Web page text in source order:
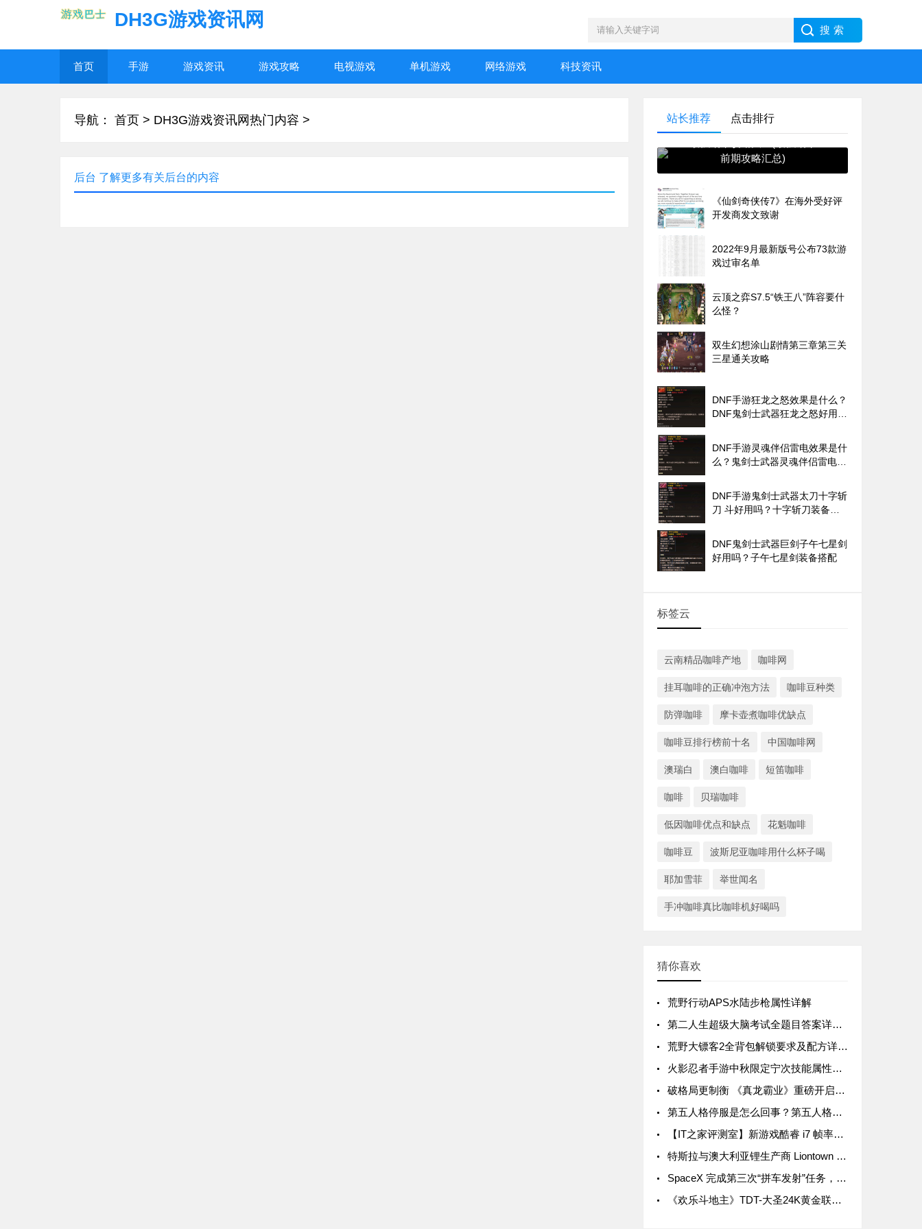
DH3G游戏资讯网
首页 手游 游戏资讯 游戏攻略 电视游戏 单机游戏 网络游戏 科技资讯
导航： 首页 > DH3G游戏资讯网热门内容 >
后台 了解更多有关后台的内容
站长推荐 点击排行
前期攻略汇总)
《仙剑奇侠传7》在海外受好评
开发商发文致谢
2022年9月最新版号公布73款游
戏过审名单
云顶之弈S7.5“铁王八”阵容要什
么怪？
双生幻想涂山剧情第三章第三关
三星通关攻略
DNF手游狂龙之怒效果是什么？
DNF鬼剑士武器狂龙之怒好用
DNF手游灵魂伴侣雷电效果是什
么？鬼剑士武器灵魂伴侣雷电好
DNF手游鬼剑士武器太刀十字斩
刀 斗好用吗？十字斩刀装备搭
DNF鬼剑士武器巨剑子午七星剑
好用吗？子午七星剑装备搭配
标签云
云南精品咖啡产地 咖啡网
挂耳咖啡的正确冲泡方法 咖啡豆种类
防弹咖啡 摩卡壶煮咖啡优缺点
咖啡豆排行榜前十名 中国咖啡网
澳瑞白 澳白咖啡 短笛咖啡
咖啡 贝瑞咖啡
低因咖啡优点和缺点 花魁咖啡
咖啡豆 波斯尼亚咖啡用什么杯子喝
耶加雪菲 举世闻名
手冲咖啡真比咖啡机好喝吗
猜你喜欢
荒野行动APS水陆步枪属性详解
第二人生超级大脑考试全题目答案详解汇总
荒野大镖客2全背包解锁要求及配方详解汇总
火影忍者手游中秋限定宁次技能属性详解
破格局更制衡 《真龙霸业》重磅开启SLG3.0时代
第五人格停服是怎么回事？第五人格停服公告一览
【IT之家评测室】新游戏酷睿 i7 帧率领先 15%，拯救者 Y9000P 与 R9000P 进一步拉开差距
特斯拉与澳大利亚锂生产商 Liontown Resources 签署五年协议，后者股价暴涨近 20%
SpaceX 完成第三次“拼车发射”任务，送 105 颗微型卫星入轨
《欢乐斗地主》TDT-大圣24K黄金联赛首轮周赛战罢 关注大圣Live抢互动豪礼！